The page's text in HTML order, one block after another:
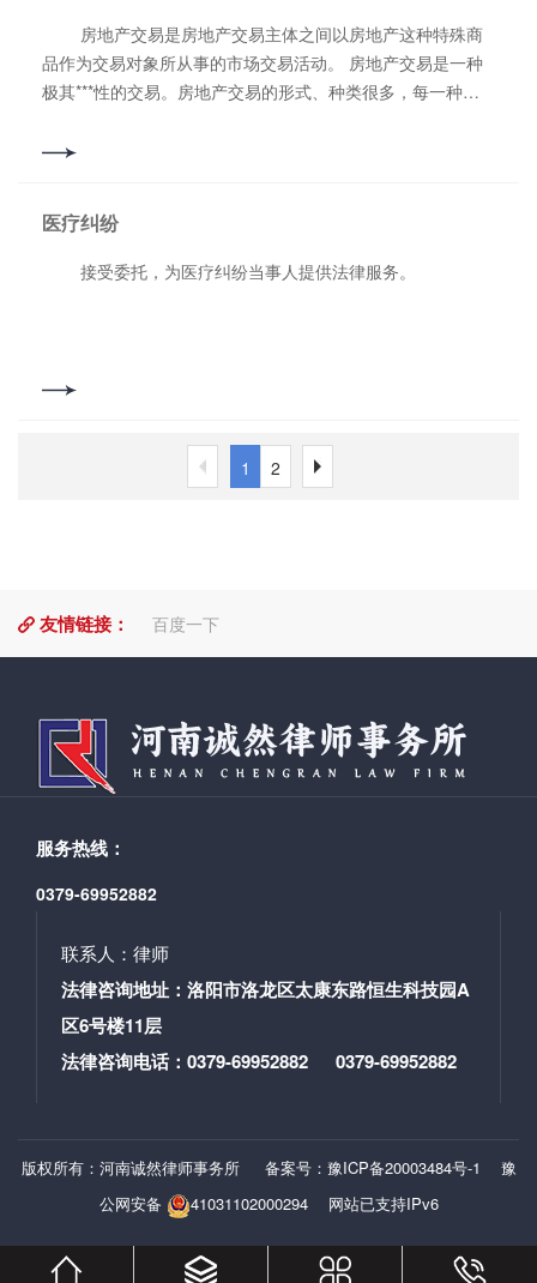
品作为交易对象所从事的市场交易活动。 房地产交易是一种
极其***性的交易。房地产交易的形式、种类很多，每一种交
特别是在我国由于处于计划经济向市场经济转轨的特殊时期，
要作用.。 接受委托，提供房地产开发、建设、按揭、工
程承（发）包、预售、销售、物业管理等各个环节的中介、见
务。
医疗纠纷
接受委托，为医疗纠纷当事人提供法律服务。
1 2
友情链接： 百度一下
服务热线：
0379-69952882
联系人：律师
法律咨询地址：洛阳市洛龙区太康东路恒生科技园A
区6号楼11层
法律咨询电话：0379-69952882 0379-69952882
版权所有：河南诚然律师事务所 备案号：豫ICP备20003484号-1
豫
公网安备
41031102000294网站已支持IPv6